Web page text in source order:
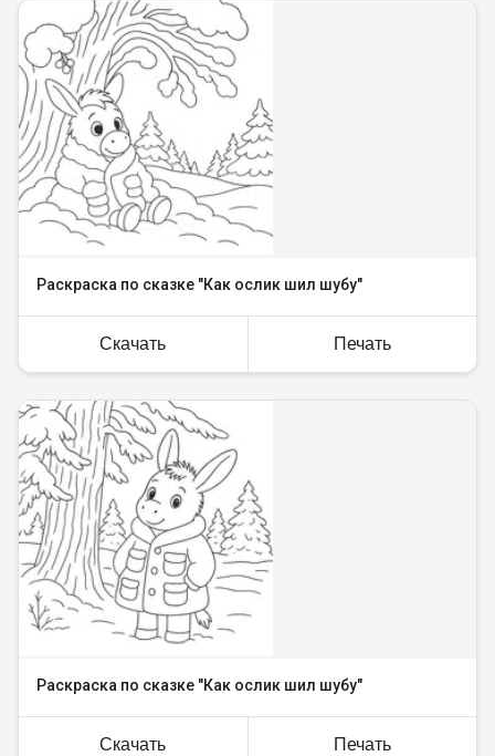
Раскраска по сказке "Как ослик шил шубу"
Скачать Печать
Раскраска по сказке "Как ослик шил шубу"
Скачать Печать